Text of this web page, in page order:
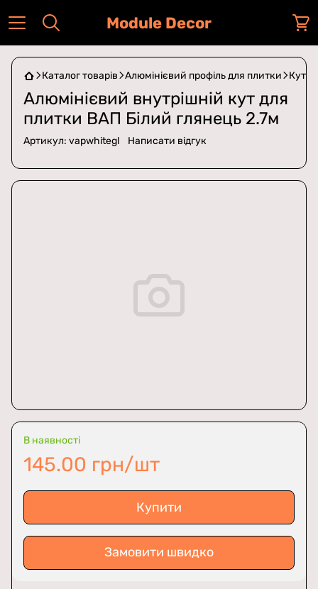
Module Decor
Каталог товарів Алюмінієвий профіль для плитки Кути
Алюмінієвий внутрішній кут для
плитки ВАП Білий глянець 2.7м
Артикул: vapwhitegl Написати відгук
В наявності
145.00 грн/шт
Купити
Замовити швидко